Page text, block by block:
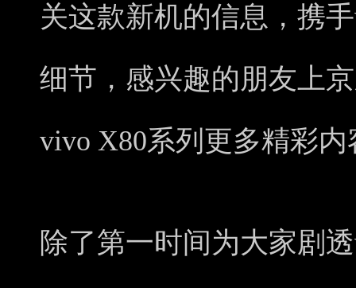
关这款新机的信息，携
细节，感兴趣的朋友上
vivo X80系列更多精彩内
除了第一时间为大家剧